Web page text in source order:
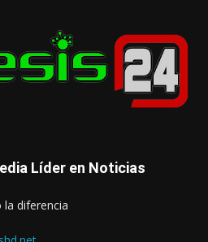
Líder en Noticias
la diferencia